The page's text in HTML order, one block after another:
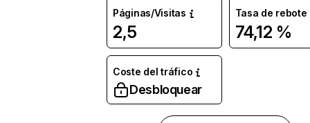
Páginas/Visitas
2,5
Tasa de rebote
74,12 %
Coste del tráfico
Desbloquear